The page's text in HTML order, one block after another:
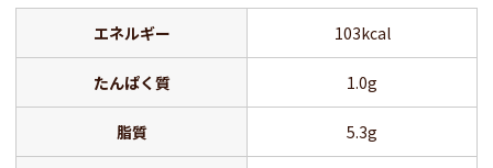
エネルギー 103kcal
たんぱく質 1.0g
脂質 5.3g